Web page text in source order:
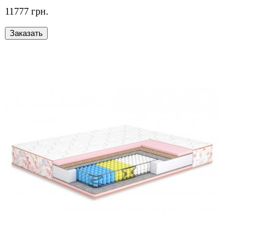
11777 грн.
Заказать